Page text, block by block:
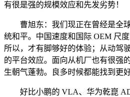
有很是强的规模效应和先发劣势！
曹旭东：我们现正在曾经是全球
统和平。中国速度和国际 OEM 尺
所以，才有脚够好的体验；从动驾
的平台效应。面向从机厂也有很强
生朝气蓬勃。良多时候都能找到更
好比小鹏的 VLA、华为乾崑